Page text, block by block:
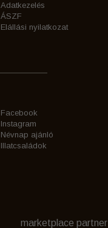
Adatkezelés
ÁSZF
Elállási nyilatkozat
Facebook
Instagram
Névnap ajánló
Illatcsaládok
marketplace partner